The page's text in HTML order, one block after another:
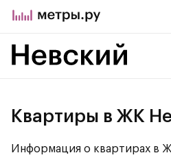
Квартиры в ЖК
Информация о квартирах в